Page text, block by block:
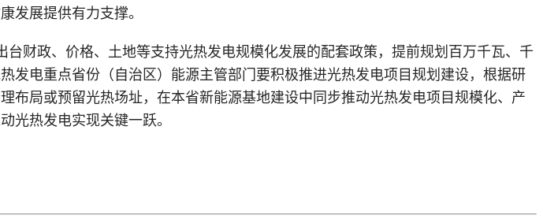
发展提供有力支撑。
财政、价格、土地等支持光热发电规模化发展的配套政策，提前规划百万千瓦、千
发电重点省份（自治区）能源主管部门要积极推进光热发电项目规划建设，根据研
局或预留光热场址，在本省新能源基地建设中同步推动光热发电项目规模化、产
光热发电实现关键一跃。